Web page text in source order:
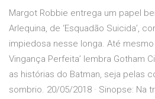
Margot Robbie entrega um papel
Arlequina, de ‘Esquadão Suicida’,
impiedosa nesse longa. Até mesmo
Vingança Perfeita’ lembra Gotham
as histórias do Batman, seja pelas
sombrio. 20/05/2018 · Sinopse: Na